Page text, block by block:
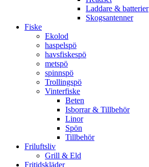
Laddare & batterier
Skogsantenner
Fiske
Ekolod
haspelspö
havsfiskespö
metspö
spinnspö
Trollingspö
Vinterfiske
Beten
Isborrar & Tillbehör
Linor
Spön
Tillbehör
Friluftsliv
Grill & Eld
Fritidskläder